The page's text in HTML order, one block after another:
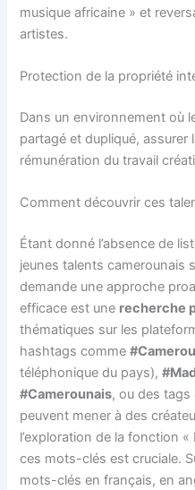
musique africaine » et
artistes.
Protection de la propriété
Dans un environnement où
partagé et dupliqué, assurer
rémunération du travail
Comment découvrir ces
Étant donné l’absence de
jeunes talents camerounais
demande une approche
efficace est une recherche
thématiques sur les
hashtags comme
téléphonique du pays),
#Camerounais, ou des tags
peuvent mener à des
l’exploration de la fonction
ces mots-clés est cruciale.
mots-clés en français, en